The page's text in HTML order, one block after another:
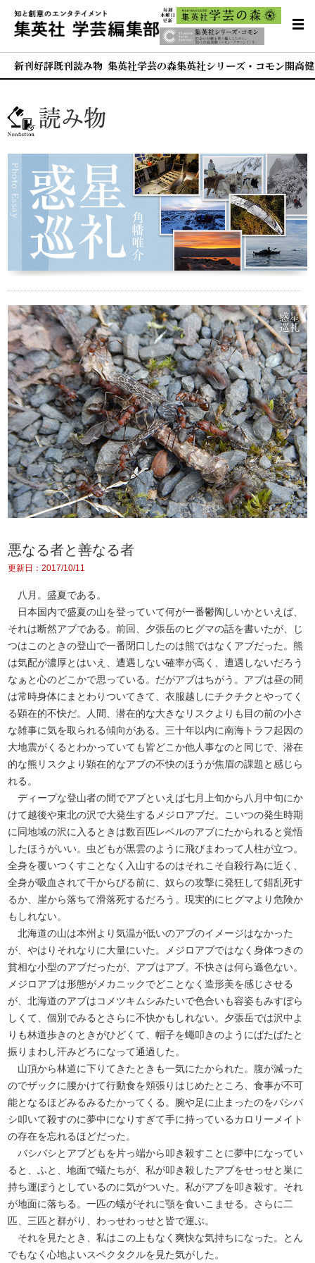
新刊 好評既刊 読み物 集英社学芸の森集英社シリーズ・コモン 開高
読み物
悪なる者と善なる者
更新日：2017/10/11
八月。盛夏である。
日本国内で盛夏の山を登っていて何が一番鬱陶しいかといえば、
それは断然アブである。前回、夕張岳のヒグマの話を書いたが、じ
つはこのときの登山で一番閉口したのは熊ではなくアブだった。熊
は気配が濃厚とはいえ、遭遇しない確率が高く、遭遇しないだろう
なぁと心のどこかで思っている。だがアブはちがう。アブは昼の間
は常時身体にまとわりついてきて、衣服越しにチクチクとやってく
る顕在的不快だ。人間、潜在的な大きなリスクよりも目の前の小さ
な雑事に気を取られる傾向がある。三十年以内に南海トラフ起因の
大地震がくるとわかっていても皆どこか他人事なのと同じで、潜在
的な熊リスクより顕在的なアブの不快のほうが焦眉の課題と感じら
れる。
ディープな登山者の間でアブといえば七月上旬から八月中旬にか
けて越後や東北の沢で大発生するメジロアブだ。こいつの発生時期
に同地域の沢に入るときは数百匹レベルのアブにたかられると覚悟
したほうがいい。虫どもが黒雲のように飛びまわって人柱が立つ。
全身を覆いつくすことなく入山するのはそれこそ自殺行為に近く、
全身が吸血されて干からびる前に、奴らの攻撃に発狂して錯乱死す
るか、崖から落ちて滑落死するだろう。現実的にヒグマより危険か
もしれない。
北海道の山は本州より気温が低いのアブのイメージはなかった
が、やはりそれなりに大量にいた。メジロアブではなく身体つきの
貧相な小型のアブだったが、アブはアブ。不快さは何ら遜色ない。
メジロアブは形態がメカニックでどことなく造形美を感じさせる
が、北海道のアブはコメツキムシみたいで色合いも容姿もみすぼら
しくて、個別でみるとさらに不快かもしれない。夕張岳では沢中よ
りも林道歩きのときがひどくて、帽子を蠅叩きのようにばたばたと
振りまわし汗みどろになって通過した。
山頂から林道に下りてきたときも一気にたかられた。腹が減った
のでザックに腰かけて行動食を頬張りはじめたところ、食事が不可
能となるほどみるみるたかってくる。腕や足に止まったのをバシバ
シ叩いて殺すのに夢中になりすぎて手に持っているカロリーメイト
の存在を忘れるほどだった。
バシバシとアブどもを片っ端から叩き殺すことに夢中になってい
ると、ふと、地面で蟻たちが、私が叩き殺したアブをせっせと巣に
持ち運ぼうとしているのに気がついた。私がアブを叩き殺す。それ
が地面に落ちる。一匹の蟻がそれに顎を食いこませる。さらに二
匹、三匹と群がり、わっせわっせと皆で運ぶ。
それを見たとき、私はこの上もなく爽快な気持ちになった。とん
でもなく心地よいスペクタクルを見た気がした。